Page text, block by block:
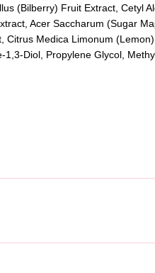
(Bilberry) Fruit Extract, Cetyl
Acer Saccharum (Sugar
Citrus Medica Limonum
Diol, Propylene Glycol,